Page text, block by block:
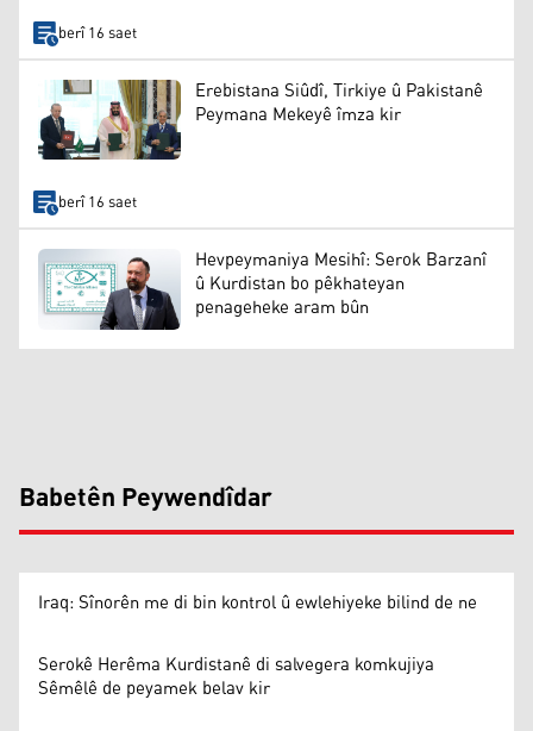
berî 16 saet
Erebistana Siûdî, Tirkiye û Pakistanê
Peymana Mekeyê îmza kir
berî 16 saet
Hevpeymaniya Mesihî: Serok Barzanî
û Kurdistan bo pêkhateyan
penageheke aram bûn
Babetên Peywendîdar
Iraq: Sînorên me di bin kontrol û ewlehiyeke bilind de ne
Serokê Herêma Kurdistanê di salvegera komkujiya
Sêmêlê de peyamek belav kir